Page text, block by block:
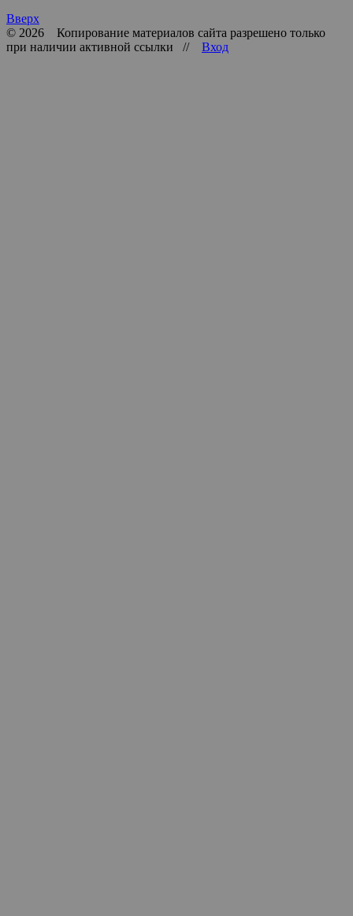
Вверх
© 2026 Копирование материалов сайта разрешено только
при наличии активной ссылки // Вход